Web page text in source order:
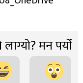
मन पर्यो